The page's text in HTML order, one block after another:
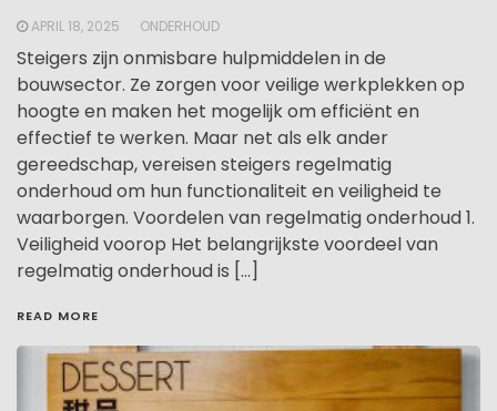
APRIL 18, 2025 ONDERHOUD
Steigers zijn onmisbare hulpmiddelen in de
bouwsector. Ze zorgen voor veilige werkplekken op
hoogte en maken het mogelijk om efficiënt en
effectief te werken. Maar net als elk ander
gereedschap, vereisen steigers regelmatig
onderhoud om hun functionaliteit en veiligheid te
waarborgen. Voordelen van regelmatig onderhoud 1.
Veiligheid voorop Het belangrijkste voordeel van
regelmatig onderhoud is […]
READ MORE